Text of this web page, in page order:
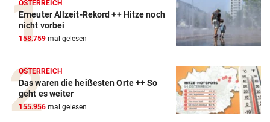
ÖSTERREICH
Erneuter Allzeit-Rekord ++ Hitze noch
nicht vorbei
158.759 mal gelesen
ÖSTERREICH
Das waren die heißesten Orte ++ So
geht es weiter
155.956 mal gelesen